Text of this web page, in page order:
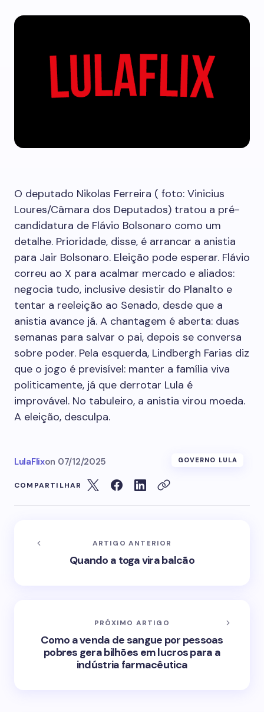
O deputado Nikolas Ferreira ( foto: Vinicius
Loures/Câmara dos Deputados) tratou a pré-
candidatura de Flávio Bolsonaro como um
detalhe. Prioridade, disse, é arrancar a anistia
para Jair Bolsonaro. Eleição pode esperar. Flávio
correu ao X para acalmar mercado e aliados:
negocia tudo, inclusive desistir do Planalto e
tentar a reeleição ao Senado, desde que a
anistia avance já. A chantagem é aberta: duas
semanas para salvar o pai, depois se conversa
sobre poder. Pela esquerda, Lindbergh Farias diz
que o jogo é previsível: manter a família viva
politicamente, já que derrotar Lula é
improvável. No tabuleiro, a anistia virou moeda.
A eleição, desculpa.
LulaFlixon 07/12/2025 GOVERNO LULA
COMPARTILHAR
ARTIGO ANTERIOR
Quando a toga vira balcão
PRÓXIMO ARTIGO
Como a venda de sangue por pessoas
pobres gera bilhões em lucros para a
indústria farmacêutica